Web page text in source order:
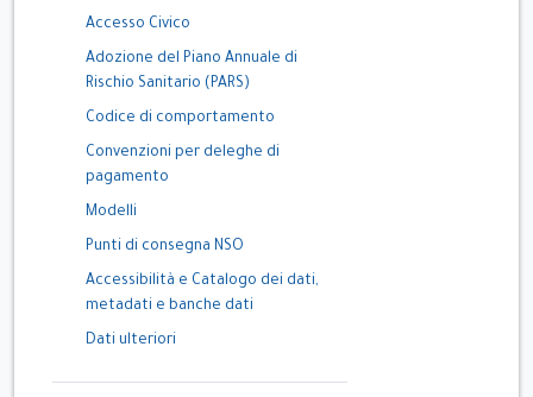
Accesso Civico
Adozione del Piano Annuale di
Rischio Sanitario (PARS)
Codice di comportamento
Convenzioni per deleghe di
pagamento
Modelli
Punti di consegna NSO
Accessibilità e Catalogo dei dati,
metadati e banche dati
Dati ulteriori